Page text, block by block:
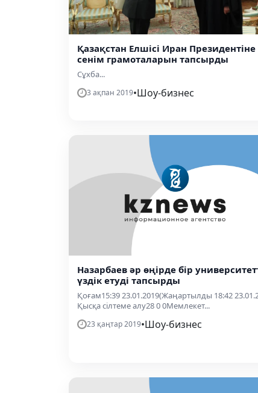
Қазақстан Елшісі Иран Президентіне
сенім грамоталарын тапсырды
Сұxба...
3 ақпан 2019•Шоу-бизнес
Назарбаев әр өңірде бір
үздік етуді тапсырды
Қоғам15:39 23.01.2019(Жаңартылды 18:42
Қысқа сілтеме алу28 0 0Мемлекет...
23 қаңтар 2019•Шоу-бизнес